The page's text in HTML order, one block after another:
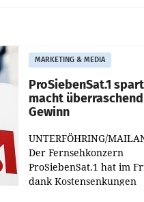
MARKETING & MEDIA
ProSiebenSat.1
macht
Gewinn
UNTERFÖHRING/
Der Fernsehkonzern
ProSiebenSat.1 hat im
dank Kostensenkungen